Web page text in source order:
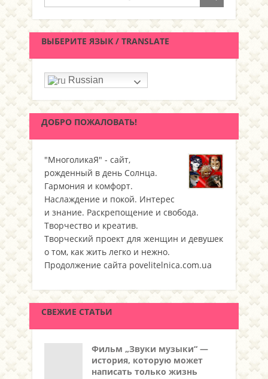
ВЫБЕРИТЕ ЯЗЫК / TRANSLATE
Russian
ДОБРО ПОЖАЛОВАТЬ!
"МноголикаЯ" - сайт,
рожденный в день Солнца.
Гармония и комфорт.
Наслаждение и покой. Интерес
и знание. Раскрепощение и свобода.
Творчество и креатив.
Творческий проект для женщин и девушек
о том, как жить легко и нежно.
Продолжение сайта povelitelnica.com.ua
СВЕЖИЕ СТАТЬИ
Фильм „Звуки музыки“ —
история, которую может
написать только жизнь